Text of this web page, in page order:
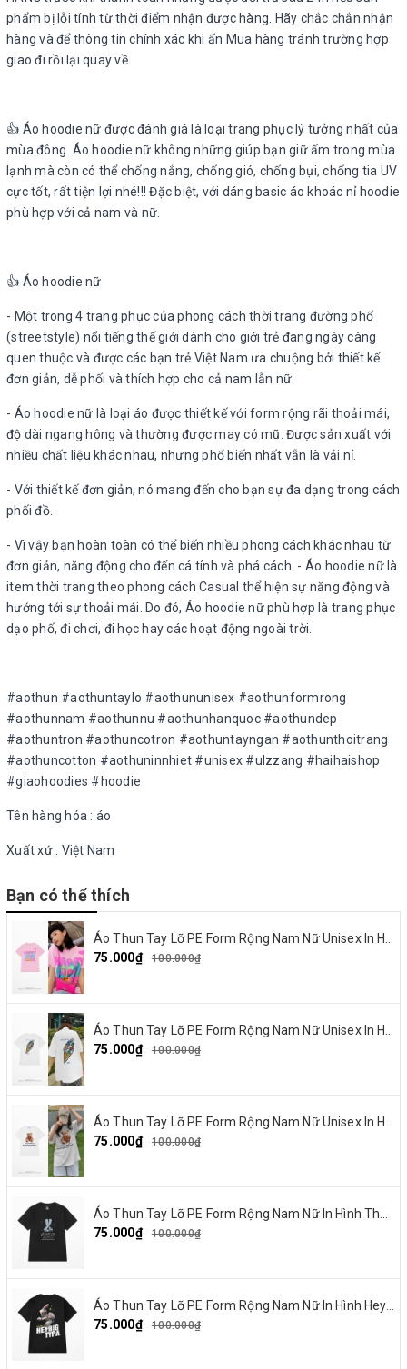
phẩm bị lỗi tính từ thời điểm nhận được hàng. Hãy chắc chắn nhận
hàng và để thông tin chính xác khi ấn Mua hàng tránh trường hợp
giao đi rồi lại quay về.
👍 Áo hoodie nữ được đánh giá là loại trang phục lý tưởng nhất của
mùa đông. Áo hoodie nữ không những giúp bạn giữ ấm trong mùa
lạnh mà còn có thể chống nắng, chống gió, chống bụi, chống tia UV
cực tốt, rất tiện lợi nhé!!! Đặc biệt, với dáng basic áo khoác nỉ hoodie
phù hợp với cả nam và nữ.
👍 Áo hoodie nữ
- Một trong 4 trang phục của phong cách thời trang đường phố
(streetstyle) nổi tiếng thế giới dành cho giới trẻ đang ngày càng
quen thuộc và được các bạn trẻ Việt Nam ưa chuộng bởi thiết kế
đơn giản, dễ phối và thích hợp cho cả nam lẫn nữ.
- Áo hoodie nữ là loại áo được thiết kế với form rộng rãi thoải mái,
độ dài ngang hông và thường được may có mũ. Được sản xuất với
nhiều chất liệu khác nhau, nhưng phổ biến nhất vẫn là vải nỉ.
- Với thiết kế đơn giản, nó mang đến cho bạn sự đa dạng trong cách
phối đồ.
- Vì vậy bạn hoàn toàn có thể biến nhiều phong cách khác nhau từ
đơn giản, năng động cho đến cá tính và phá cách. - Áo hoodie nữ là
item thời trang theo phong cách Casual thể hiện sự năng động và
hướng tới sự thoải mái. Do đó, Áo hoodie nữ phù hợp là trang phục
dạo phố, đi chơi, đi học hay các hoạt động ngoài trời.
#aothun #aothuntaylo #aothununisex #aothunformrong
#aothunnam #aothunnu #aothunhanquoc #aothundep
#aothuntron #aothuncotron #aothuntayngan #aothunthoitrang
#aothuncotton #aothuninnhiet #unisex #ulzzang #haihaishop
#giaohoodies #hoodie
Tên hàng hóa : áo
Xuất xứ : Việt Nam
Bạn có thể thích
75.000₫
100.000₫
75.000₫
100.000₫
75.000₫
100.000₫
75.000₫
100.000₫
75.000₫
100.000₫